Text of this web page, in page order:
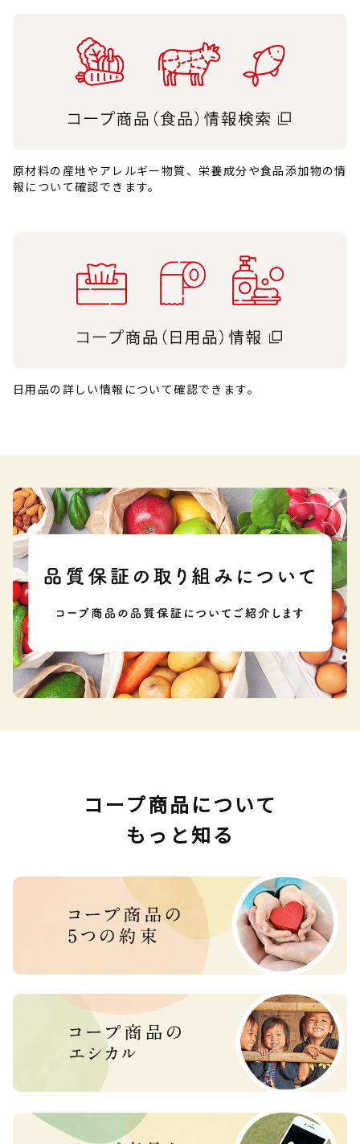
原材料の産地やアレルギー物質、栄養成分や食品添加物の情
報について確認できます。
日用品の詳しい情報について確認できます。
コープ商品について
もっと知る